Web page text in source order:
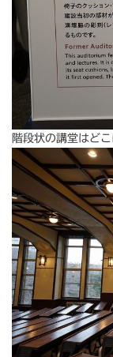
階段状の講堂はど